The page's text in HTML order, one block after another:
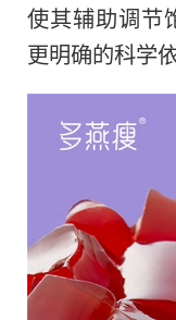
使其辅助调节
更明确的科学依